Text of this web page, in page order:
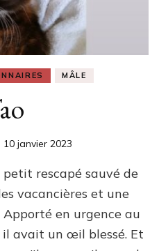
MÂLE
10 janvier 2023
petit rescapé sauvé de
vacancières et une
en urgence au
avait un œil blessé. Et